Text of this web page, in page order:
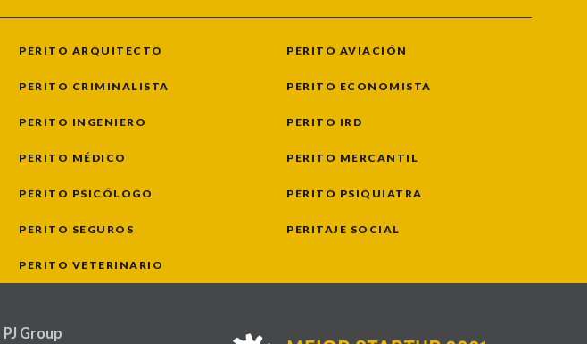
PERITO ARQUITECTO PERITO AVIACIÓN
PERITO CRIMINALISTA PERITO ECONOMISTA
PERITO INGENIERO PERITO IRD
PERITO MÉDICO PERITO MERCANTIL
PERITO PSICÓLOGO PERITO PSIQUIATRA
PERITO SEGUROS PERITAJE SOCIAL
PERITO VETERINARIO
Group